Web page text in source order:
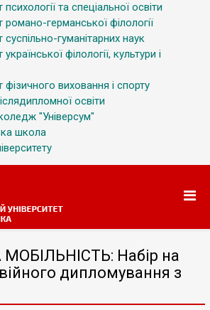
та спеціальної освіти
романо-германської філології
суспільно-гуманітарних наук
філології, культури і
фізичного виховання і спорту
освіти
"Універсум"
школа
Набір на
дипломування з